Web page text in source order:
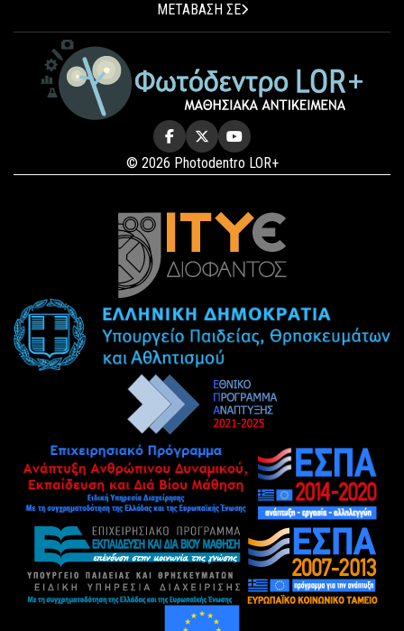
ΜΕΤΑΒΑΣΗ ΣΕ
© 2026 Photodentro LOR+